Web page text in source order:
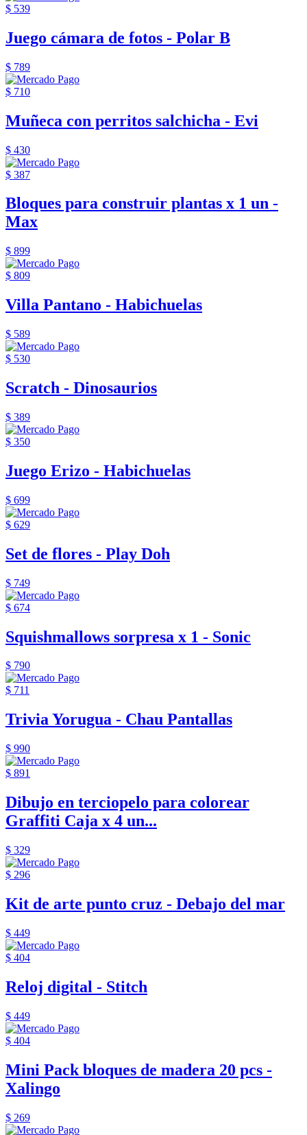
$ 539
Juego cámara de fotos - Polar B
$ 789
$ 710
Muñeca con perritos salchicha - Evi
$ 430
$ 387
Bloques para construir plantas x 1 un -
Max
$ 899
$ 809
Villa Pantano - Habichuelas
$ 589
$ 530
Scratch - Dinosaurios
$ 389
$ 350
Juego Erizo - Habichuelas
$ 699
$ 629
Set de flores - Play Doh
$ 749
$ 674
Squishmallows sorpresa x 1 - Sonic
$ 790
$ 711
Trivia Yorugua - Chau Pantallas
$ 990
$ 891
Dibujo en terciopelo para colorear
Graffiti Caja x 4 un...
$ 329
$ 296
Kit de arte punto cruz - Debajo del mar
$ 449
$ 404
Reloj digital - Stitch
$ 449
$ 404
Mini Pack bloques de madera 20 pcs -
Xalingo
$ 269